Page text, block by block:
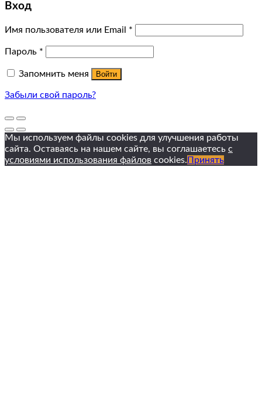
Вход
Имя пользователя или Email *
Пароль *
Запомнить меня Войти
Забыли свой пароль?
Мы используем файлы cookies для улучшения работы
сайта. Оставаясь на нашем сайте, вы соглашаетесь с
условиями использования файлов cookies. Принять